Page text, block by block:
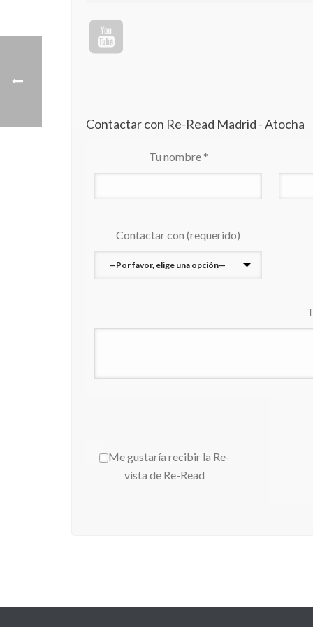
Contactar con Re-Read Madrid - Atocha
Tu nombre *
Contactar con (requerido)
Me gustaría recibir la Re-
vista de Re-Read